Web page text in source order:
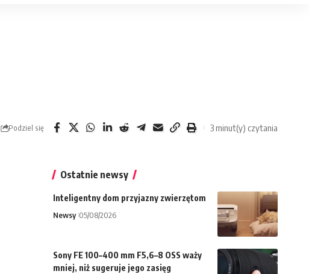
Podziel się 3 minut(y) czytania
Ostatnie newsy
Inteligentny dom przyjazny zwierzętom
Newsy 05/08/2026
Sony FE 100–400 mm F5,6–8 OSS waży
mniej, niż sugeruje jego zasięg